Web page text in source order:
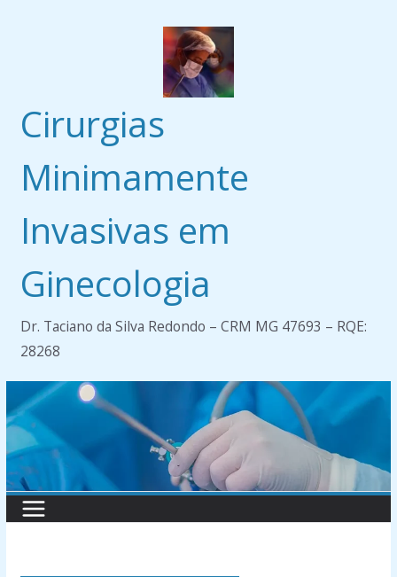
Cirurgias
Minimamente
Invasivas em
Ginecologia
Dr. Taciano da Silva Redondo – CRM MG 47693 – RQE:
28268